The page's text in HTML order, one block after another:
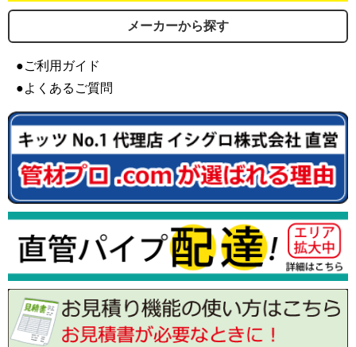
メーカーから探す
●ご利用ガイド
●よくあるご質問